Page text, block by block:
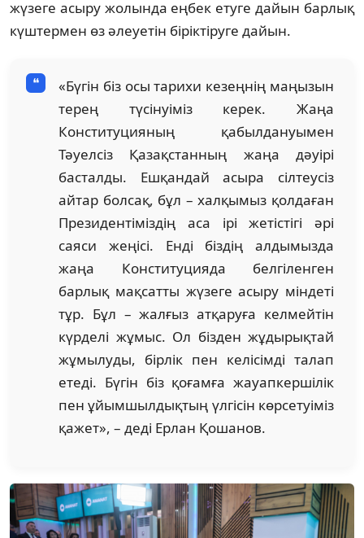
жүзеге асыру жолында еңбек етуге дайын барлық
күштермен өз әлеуетін біріктіруге дайын.
«Бүгін біз осы тарихи кезеңнің маңызын
терең түсінуіміз керек. Жаңа
Конституцияның қабылдануымен
Тәуелсіз Қазақстанның жаңа дәуірі
басталды. Ешқандай асыра сілтеусіз
айтар болсақ, бұл – халқымыз қолдаған
Президентіміздің аса ірі жетістігі әрі
саяси жеңісі. Енді біздің алдымызда
жаңа Конституцияда белгіленген
барлық мақсатты жүзеге асыру міндеті
тұр. Бұл – жалғыз атқаруға келмейтін
күрделі жұмыс. Ол бізден жұдырықтай
жұмылуды, бірлік пен келісімді талап
етеді. Бүгін біз қоғамға жауапкершілік
пен ұйымшылдықтың үлгісін көрсетуіміз
қажет», – деді Ерлан Қошанов.